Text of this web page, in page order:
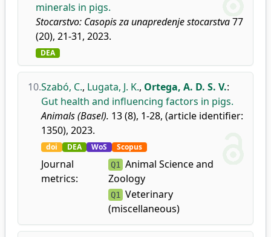
minerals in pigs.
Stocarstvo: Casopis za unapredenje stocarstva77
(20), 21-31, 2023.
DEA
10.Szabó, C., Lugata, J. K., Ortega, A. D. S. V.:
Gut health and influencing factors in pigs.
Animals (Basel). 13 (8), 1-28, (article identifier:
1350), 2023.
doi DEA WoS Scopus
Journal
metrics:
Q1
Animal Science and
Zoology
Q1
Veterinary
(miscellaneous)